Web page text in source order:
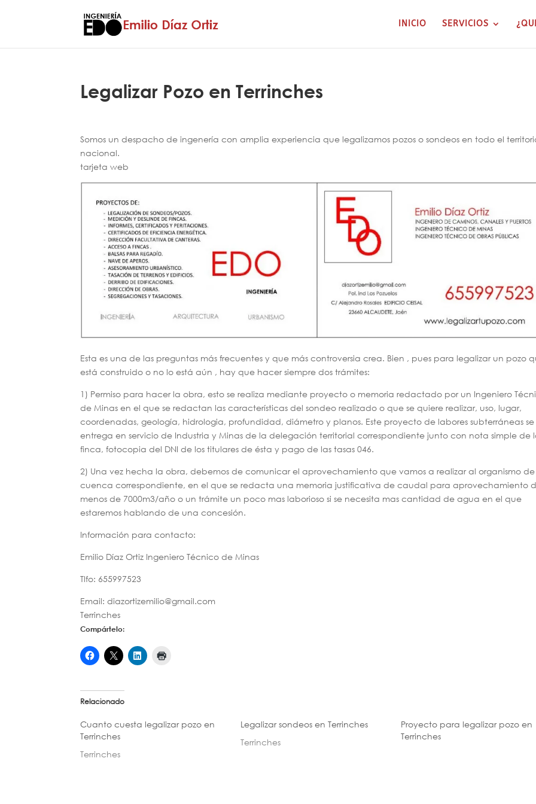
INICIO SERVICIOS
Legalizar Pozo en Terrinches
Somos un despacho de ingenería con amplia experiencia que legalizamos pozos o sondeos en todo el
nacional.
tarjeta web
Esta es una de las preguntas más frecuentes y que más controversia crea. Bien , pues para legalizar un pozo
está construido o no lo está aún , hay que hacer siempre dos trámites:
1) Permiso para hacer la obra, esto se realiza mediante proyecto o memoria redactado por un Ingeniero
de Minas en el que se redactan las características del sondeo realizado o que se quiere realizar, uso, lugar,
coordenadas, geología, hidrologia, profundidad, diámetro y planos. Este proyecto de labores subterráneas se
entrega en servicio de Industria y Minas de la delegación territorial correspondiente junto con nota simple de
finca, fotocopia del DNI de los titulares de ésta y pago de las tasas 046.
2) Una vez hecha la obra, debemos de comunicar el aprovechamiento que vamos a realizar al organismo de
cuenca correspondiente, en el que se redacta una memoria justificativa de caudal para aprovechamiento
menos de 7000m3/año o un trámite un poco mas laborioso si se necesita mas cantidad de agua en el que
estaremos hablando de una concesión.
Información para contacto:
Emilio Díaz Ortiz Ingeniero Técnico de Minas
Tlfo: 655997523
Email: diazortizemilio@gmail.com
Terrinches
Compártelo:
Relacionado
Cuanto cuesta legalizar pozo en
Terrinches
Terrinches
Legalizar sondeos en Terrinches
Terrinches
Proyecto para legalizar pozo en
Terrinches